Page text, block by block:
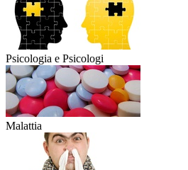
Psicologia e Psicologi
Malattia